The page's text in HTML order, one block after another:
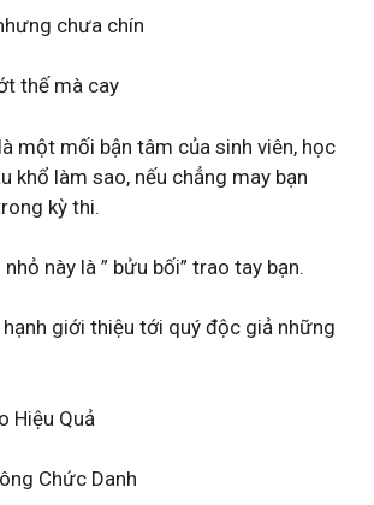
chưa chín
thế mà cay
một mối bận tâm của sinh viên, học
khổ làm sao, nếu chẳng may bạn
kỳ thi.
này là ” bửu bối” trao tay bạn.
hạnh giới thiệu tới quý độc giả những
Hiệu Quả
Chức Danh